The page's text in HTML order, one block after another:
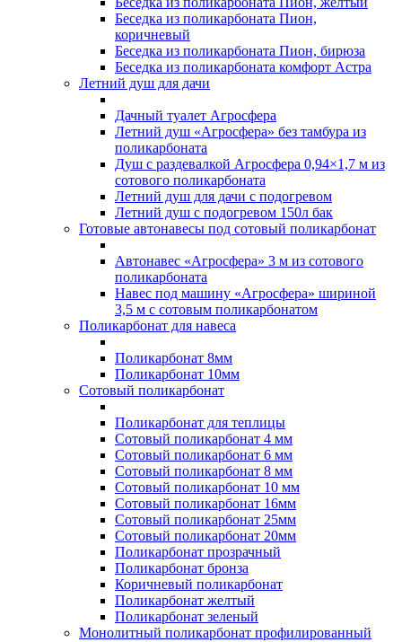
Беседка из поликарбоната Пион,
коричневый
Беседка из поликарбоната Пион, бирюза
Беседка из поликарбоната комфорт Астра
Летний душ для дачи
Дачный туалет Агросфера
Летний душ «Агросфера» без тамбура из
поликарбоната
Душ с раздевалкой Агросфера 0,94×1,7 м из
сотового поликарбоната
Летний душ для дачи с подогревом
Летний душ с подогревом 150л бак
Готовые автонавесы под сотовый поликарбонат
Автонавес «Агросфера» 3 м из сотового
поликарбоната
Навес под машину «Агросфера» шириной
3,5 м с сотовым поликарбонатом
Поликарбонат для навеса
Поликарбонат 8мм
Поликарбонат 10мм
Сотовый поликарбонат
Поликарбонат для теплицы
Сотовый поликарбонат 4 мм
Сотовый поликарбонат 6 мм
Сотовый поликарбонат 8 мм
Сотовый поликарбонат 10 мм
Сотовый поликарбонат 16мм
Сотовый поликарбонат 25мм
Сотовый поликарбонат 20мм
Поликарбонат прозрачный
Поликарбонат бронза
Коричневый поликарбонат
Поликарбонат желтый
Поликарбонат зеленый
Монолитный поликарбонат профилированный